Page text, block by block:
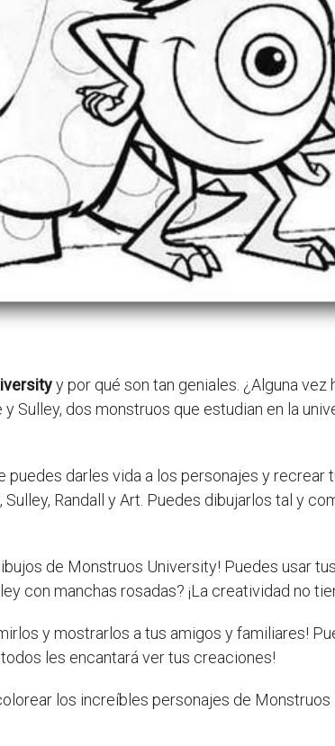
y por qué son tan geniales. ¿Alguna
Sulley, dos monstruos que estudian en la
puedes darles vida a los personajes y
Randall y Art. Puedes dibujarlos tal y
de Monstruos University! Puedes usar
con manchas rosadas? ¡La creatividad no
y mostrarlos a tus amigos y familiares!
les encantará ver tus creaciones!
los increíbles personajes de Monstruos